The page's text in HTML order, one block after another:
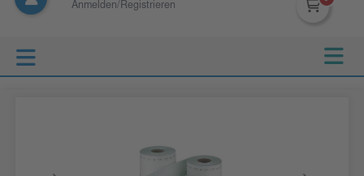
Anmelden/Registrieren